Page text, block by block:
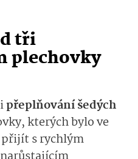
tři
plechovky
přeplňování šedých
kterých bylo ve
přijít s rychlým